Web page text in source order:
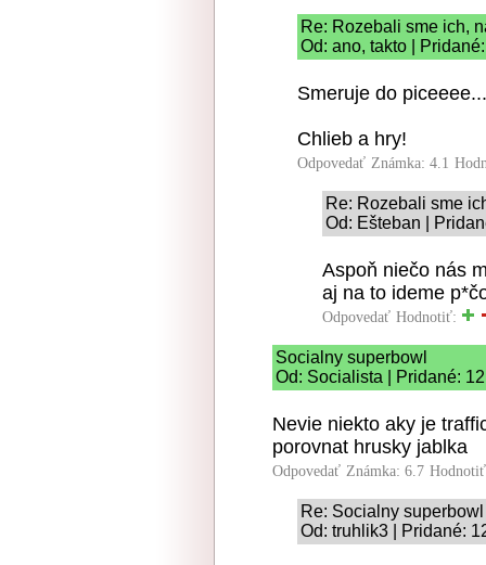
Re: Rozebali sme ich,
Od: ano, takto |
Smeruje do
Chlieb a hry!
Odpovedať Známka: 4.1
Re: Rozebali sme
Od: Ešteban |
Aspoň niečo nás
aj na to ideme
Odpovedať Hodnotiť:
Socialny superbowl
Od: Socialista | Pridané:
Nevie niekto aky je
porovnat hrusky jablka
Odpovedať Známka: 6.7
Re: Socialny superbowl
Od: truhlik3 | Pridané: